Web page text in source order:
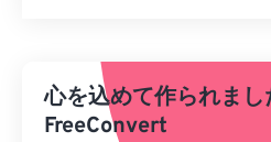
プリセットから適用
プリセットとして保存
心を込めて作られまし
FreeConvert